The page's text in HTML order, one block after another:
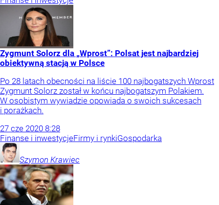
Zygmunt Solorz dla „Wprost”: Polsat jest najbardziej
obiektywną stacją w Polsce
Po 28 latach obecności na liście 100 najbogatszych Wprost
Zygmunt Solorz został w końcu najbogatszym Polakiem.
W osobistym wywiadzie opowiada o swoich sukcesach
i porażkach.
27 cze 2020 8:28
Finanse i inwestycjeFirmy i rynkiGospodarka
Szymon Krawiec